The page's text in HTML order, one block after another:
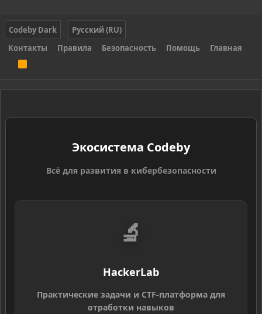
Codeby Dark
Русский (RU)
Контакты
Правила Безопасность Помощь Главная
S
Экосистема Codeby
Всё для развития в кибербезопасности
🔬
HackerLab
Практические задачи и CTF-платформа для
отработки навыков